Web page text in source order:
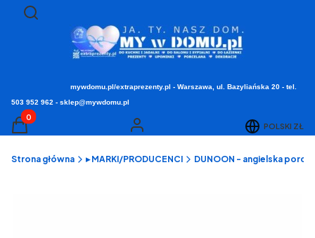
Otwórz wyszukiwarkę
Szukaj
mywdomu.pl/extraprezenty.pl - Warszawa, ul. Bazyliańska 20 - tel.
503 952 962 - sklep@mywdomu.pl
Produkty w koszyku: 0. Zobacz szczegóły
Koszyk Zaloguj się POLSKI ZŁ
Strona główna ▸ MARKI/PRODUCENCI DUNOON - angielska